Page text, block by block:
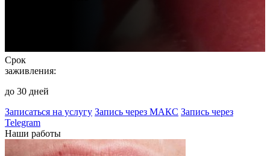
Срок
заживления:
до 30 дней
Записаться на услугу Запись через МАКС Запись через
Telegram
Наши работы